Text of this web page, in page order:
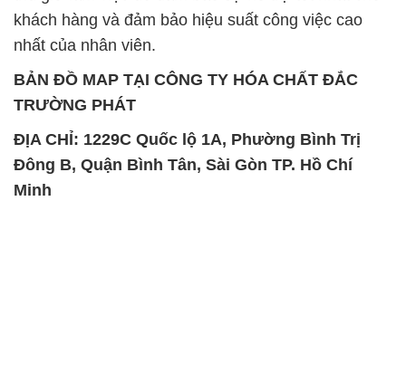
khách hàng và đảm bảo hiệu suất công việc cao
nhất của nhân viên.
BẢN ĐỒ MAP TẠI CÔNG TY HÓA CHẤT ĐẮC
TRƯỜNG PHÁT
ĐỊA CHỈ: 1229C Quốc lộ 1A, Phường Bình Trị
Đông B, Quận Bình Tân, Sài Gòn TP. Hồ Chí
Minh